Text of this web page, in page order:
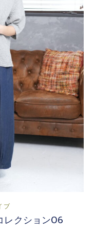
ブ
レクション06